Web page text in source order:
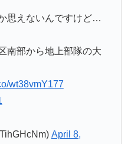
思えないんですけど…
南部から地上部隊の大
wt38vmY177
April 8,